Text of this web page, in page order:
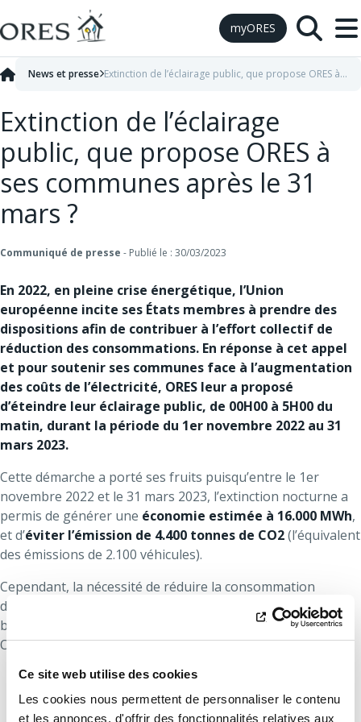
Ce site web utilise des cookies
Les cookies nous permettent de personnaliser le contenu
et les annonces, d'offrir des fonctionnalités relatives aux
Skip to Content
myORES
Extinction de l’éclairage
public, que propose ORES à
ses communes après le 31
mars ?
Communiqué de presse - Publié le : 30/03/2023
News et presse Extinction de l’éclairage public, que propose ORES à ses communes après le 31 mars ?
En 2022, en pleine crise énergétique, l’Union
européenne incite ses États membres à prendre des
dispositions afin de contribuer à l’effort collectif de
réduction des consommations. En réponse à cet appel
et pour soutenir ses communes face à l’augmentation
des coûts de l’électricité, ORES leur a proposé
d’éteindre leur éclairage public, de 00H00 à 5H00 du
matin, durant la période du 1er novembre 2022 au 31
mars 2023.
Cette démarche a porté ses fruits puisqu’entre le 1er
novembre 2022 et le 31 mars 2023, l’extinction nocturne a
permis de générer une économie estimée à 16.000 MWh,
et d’éviter l’émission de 4.400 tonnes de CO2(l’équivalent
des émissions de 2.100 véhicules).
Cependant, la nécessité de réduire la consommation
d’énergie, ses coûts et les émissions de CO2 est toujours
bien réelle. Afin d’y apporter une contribution structurelle,
ORES a proposé 3 solutions à ses communes :
Option 1 : reprise d’un fonctionnement
conventionnelavec un allumage au coucher du
soleil et une extinction au lever du soleil.